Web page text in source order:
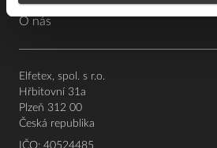
O nás
Elfetex, spol. s r.o.
Hřbitovní 31a
Plzeň 312 00
Česká republika
IČO: 40524485